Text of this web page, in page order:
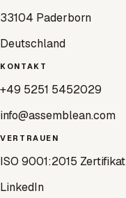
33104 Paderborn
Deutschland
KONTAKT
+49 5251 5452029
info@assemblean.com
VERTRAUEN
ISO 9001:2015 Zertifikat
LinkedIn